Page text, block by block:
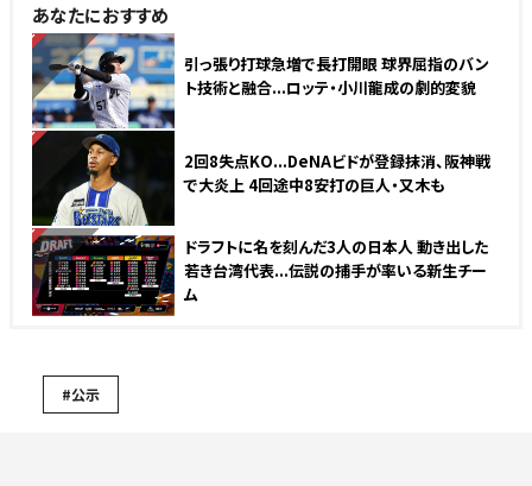
あなたにおすすめ
NEW
引っ張り打球急増で長打開眼 球界屈指のバン
ト技術と融合...ロッテ・小川龍成の劇的変貌
NEW
2回8失点KO...DeNAビドが登録抹消、阪神戦
で大炎上 4回途中8安打の巨人・又木も
NEW
ドラフトに名を刻んだ3人の日本人 動き出した
若き台湾代表...伝説の捕手が率いる新生チー
ム
#公示